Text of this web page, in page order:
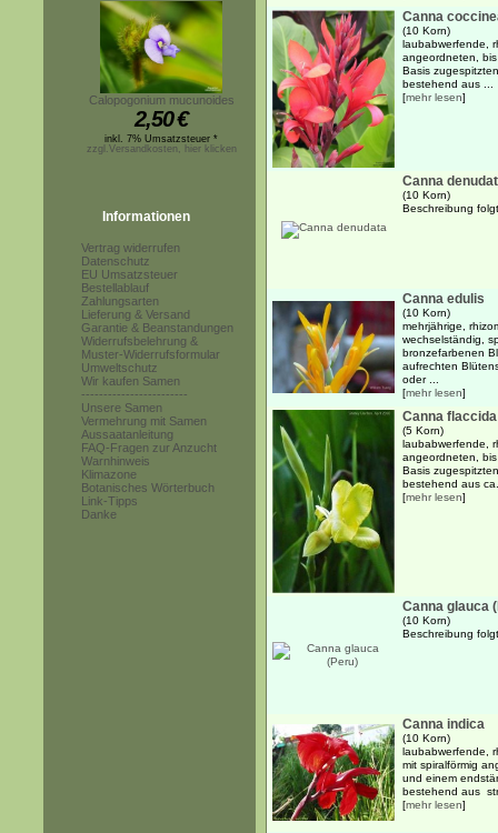
Calopogonium mucunoides
2,50€
inkl. 7% Umsatzsteuer *
zzgl.Versandkosten, hier klicken
Informationen
Vertrag widerrufen
Datenschutz
EU Umsatzsteuer
Bestellablauf
Zahlungsarten
Lieferung & Versand
Garantie & Beanstandungen
Widerrufsbelehrung &
Muster-Widerrufsformular
Umweltschutz
Wir kaufen Samen
------------------------
Unsere Samen
Vermehrung mit Samen
Aussaatanleitung
FAQ-Fragen zur Anzucht
Warnhinweis
Klimazone
Botanisches Wörterbuch
Link-Tipps
Danke
Canna
(10 Korn)
laubabwerfende,
angeordneten,
Basis
bestehend aus ...
[mehr lesen]
Canna
(10 Korn)
Beschreibung
Canna edulis
(10 Korn)
mehrjährige,
wechselständig,
bronzefarbenen
aufrechten
oder ...
[mehr lesen]
Canna flaccida
(5 Korn)
laubabwerfende,
angeordneten,
Basis
bestehend aus
[mehr lesen]
Canna glauca
(10 Korn)
Beschreibung
Canna indica
(10 Korn)
laubabwerfende,
mit spiralförmig
und einem
bestehend aus
[mehr lesen]